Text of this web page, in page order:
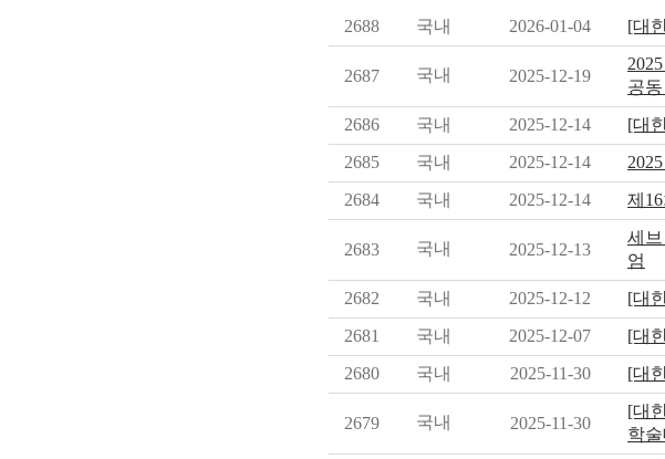
2688
국내 2026-01-04 [대
2687 국내 2025-12-19
공
2686
국내 2025-12-14
[대
2685
국내 2025-12-14
2684
국내 2025-12-14 제
2683 국내 2025-12-13
세
엄
2682
국내 2025-12-12
[대
2681
국내 2025-12-07
[대
2680
국내 2025-11-30 [대
2679 국내 2025-11-30
[대
학술